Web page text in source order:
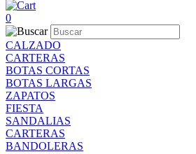
0
CALZADO
CARTERAS
BOTAS CORTAS
BOTAS LARGAS
ZAPATOS
FIESTA
SANDALIAS
CARTERAS
BANDOLERAS